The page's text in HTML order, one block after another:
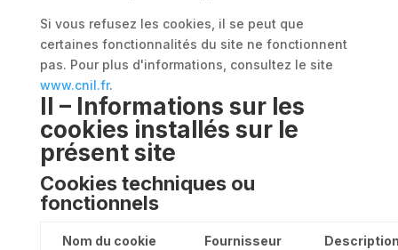
Si vous refusez les cookies, il se peut que
certaines fonctionnalités du site ne fonctionnent
pas. Pour plus d'informations, consultez le site
www.cnil.fr.
II – Informations sur les
cookies installés sur le
présent site
Cookies techniques ou
fonctionnels
Nom du cookie Fournisseur